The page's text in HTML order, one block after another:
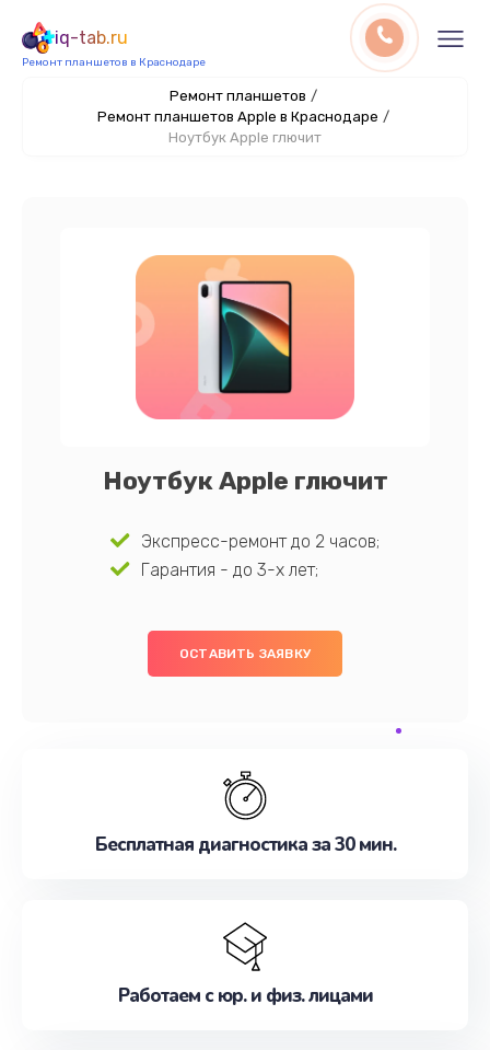
iq-tab.ru
Ремонт планшетов в Краснодаре
Ремонт планшетов /
Ремонт планшетов Apple в Краснодаре /
Ноутбук Apple глючит
Ноутбук Apple глючит
Экспресс-ремонт до 2 часов;
Гарантия - до 3-х лет;
ОСТАВИТЬ ЗАЯВКУ
Бесплатная диагностика за 30 мин.
Работаем с юр. и физ. лицами